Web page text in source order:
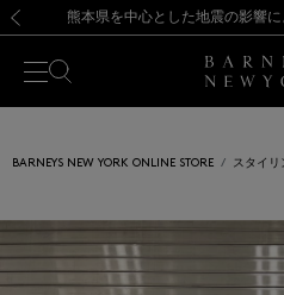
熊本県を中心とした地震の影響
【開催中】SUMMER
BARNEYS NEW YORK ONLINE STORE スタイリ